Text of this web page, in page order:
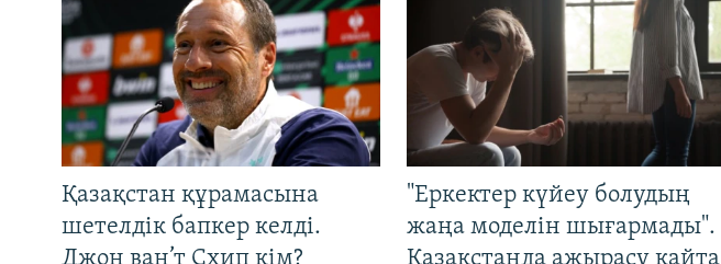
Қазақстан құрамасына
шетелдік бапкер келді.
Джон ван’т Схип кім?
"Еркектер күйеу болудың
жаңа моделін шығармады".
Қазақстанда ажырасу қайта